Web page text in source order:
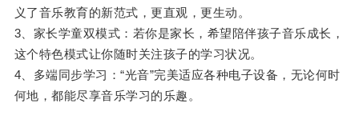
义了音乐教育的新范式，更直观，更生动。
3、家长学童双模式：若你是家长，希望陪伴孩子音乐成长，
这个特色模式让你随时关注孩子的学习状况。
4、多端同步学习：“光音”完美适应各种电子设备，无论何时
何地，都能尽享音乐学习的乐趣。